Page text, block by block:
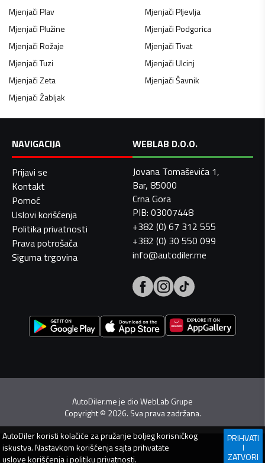
MjenjačiPlav MjenjačiPljevlja
MjenjačiPlužine MjenjačiPodgorica
MjenjačiRožaje MjenjačiTivat
MjenjačiTuzi MjenjačiUlcinj
MjenjačiZeta MjenjačiŠavnik
MjenjačiŽabljak
NAVIGACIJA
Prijavi se
Kontakt
Pomoć
Uslovi korišćenja
Politika privatnosti
Prava potrošača
Sigurna trgovina
WEBLAB D.O.O.
Jovana Tomaševića 1,
Bar, 85000
Crna Gora
PIB: 03007448
+382 (0) 67 312 555
+382 (0) 30 550 099
info@autodiler.me
AutoDiler.me je dioWebLab Grupe
Copyright© 2026. Sva prava zadržana.
AutoDilerkoristi kolačiće za pružanje boljeg korisničkog
iskustva. Nastavkom korišćenja sajta prihvatate
uslove korišćenjaipolitiku privatnosti.
PRIHVATI
I
ZATVORI